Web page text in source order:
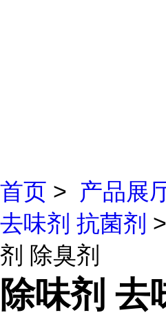
首页 > 产品展
去味剂 抗菌剂
剂 除臭剂
除味剂 去